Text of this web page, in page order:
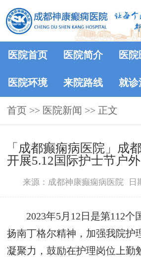
医院首页 医院简介 医
医院环境 来院路线 就诊
首页 >> 医院新闻 >> 正文
「成都癫痫病医院」成
开展5.12国际护士节户
来源：成都神康癫痫病医院 日
2023年5月12日是第112个
扬南丁格尔精神，加强我院护
凝聚力，鼓励在护理岗位上勤